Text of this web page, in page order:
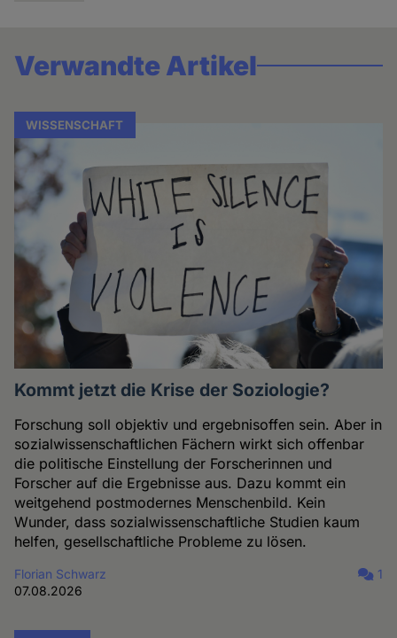
Verwandte Artikel
WISSENSCHAFT
Kommt jetzt die Krise der Soziologie?
Forschung soll objektiv und ergebnisoffen sein. Aber in
sozialwissenschaftlichen Fächern wirkt sich offenbar
die politische Einstellung der Forscherinnen und
Forscher auf die Ergebnisse aus. Dazu kommt ein
weitgehend postmodernes Menschenbild. Kein
Wunder, dass sozialwissenschaftliche Studien kaum
helfen, gesellschaftliche Probleme zu lösen.
Florian Schwarz
07.08.2026
1